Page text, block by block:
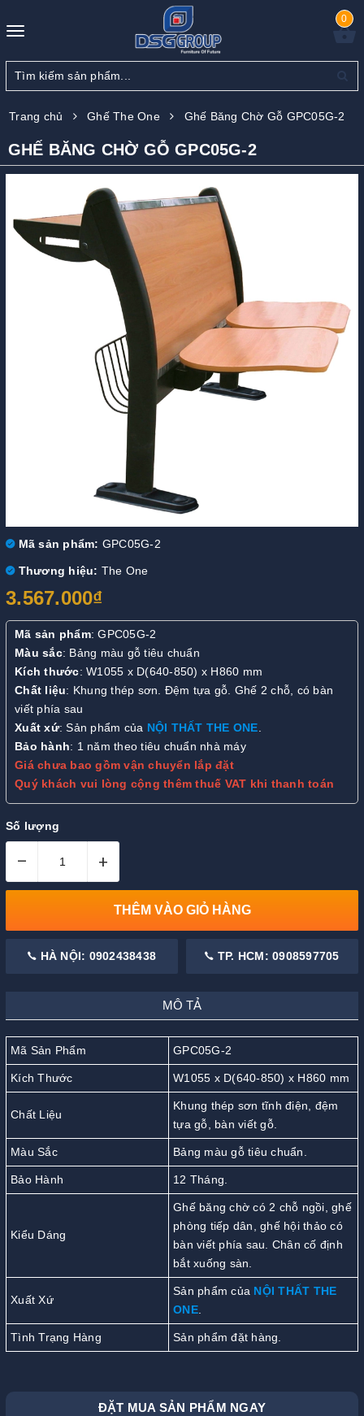
Toggle
0
Trang chủ Ghế The One Ghế Băng Chờ Gỗ GPC05G-2
GHẾ BĂNG CHỜ GỖ GPC05G-2
Mã sản phẩm: GPC05G-2
Thương hiệu: The One
3.567.000₫
Mã sản phẩm: GPC05G-2
Màu sắc: Bảng màu gỗ tiêu chuẩn
Kích thước: W1055 x D(640-850) x H860 mm
Chất liệu: Khung thép sơn. Đệm tựa gỗ. Ghế 2 chỗ, có bàn
viết phía sau
Xuất xứ: Sản phẩm của NỘI THẤT THE ONE.
Bảo hành: 1 năm theo tiêu chuẩn nhà máy
Giá chưa bao gồm vận chuyển lắp đặt
Quý khách vui lòng cộng thêm thuế VAT khi thanh toán
Số lượng
– +
THÊM VÀO GIỎ HÀNG
HÀ NỘI: 0902438438 TP. HCM: 0908597705
MÔ TẢ
Mã Sản Phẩm GPC05G-2
Kích Thước W1055 x D(640-850) x H860 mm
Chất Liệu
Khung thép sơn tĩnh điện, đệm
tựa gỗ, bàn viết gỗ.
Màu Sắc Bảng màu gỗ tiêu chuẩn.
Bảo Hành 12 Tháng.
Kiểu Dáng
Ghế băng chờ có 2 chỗ ngồi, ghế
phòng tiếp dân, ghế hội thảo có
bàn viết phía sau. Chân cố định
bắt xuống sàn.
Xuất Xứ
Sản phẩm của NỘI THẤT THE
ONE.
Tình Trạng Hàng Sản phẩm đặt hàng.
ĐẶT MUA SẢN PHẨM NGAY